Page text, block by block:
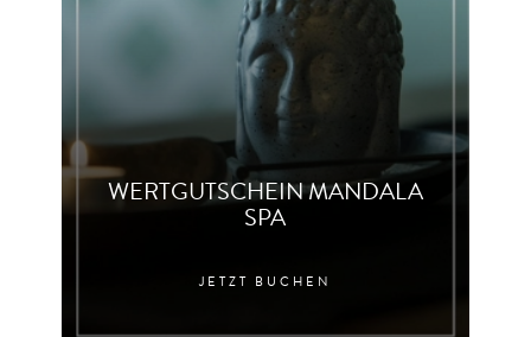
WERTGUTSCHEIN MANDALA
SPA
JETZT BUCHEN